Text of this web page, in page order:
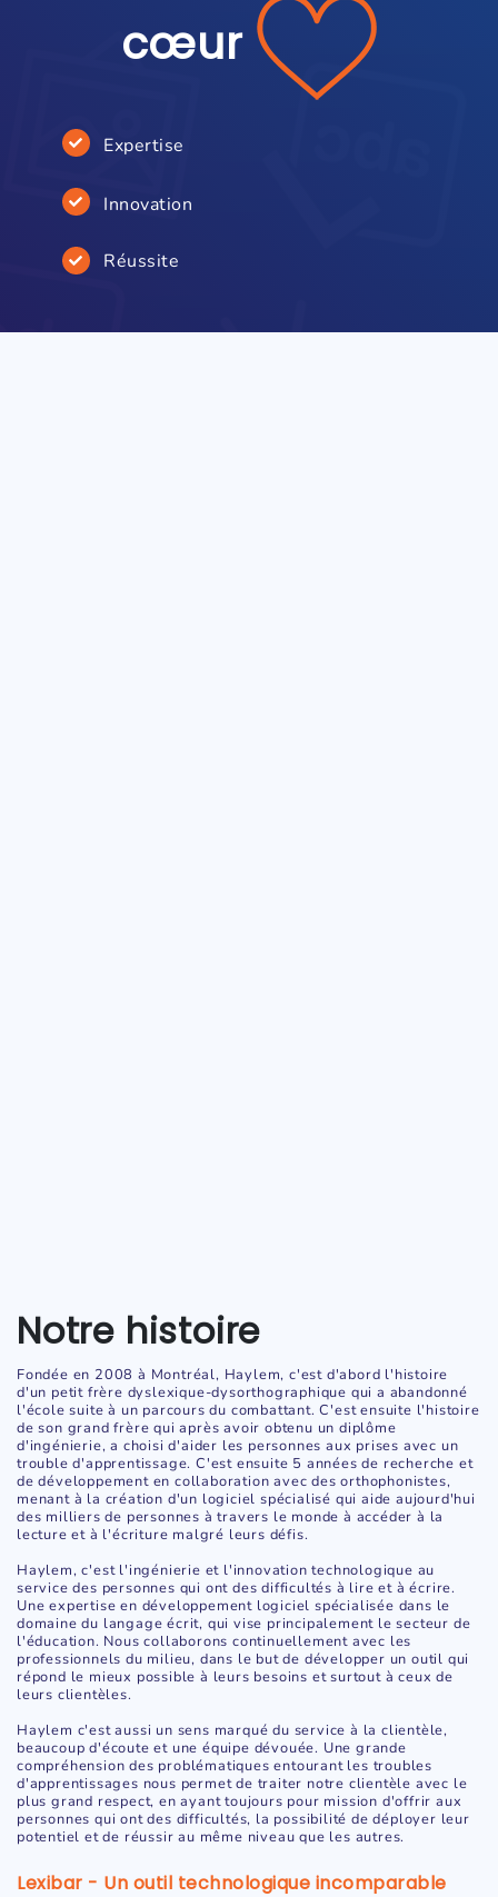
cœur
Expertise
Innovation
Réussite
Notre histoire
Fondée en 2008 à Montréal, Haylem, c'est d'abord l'histoire
d'un petit frère dyslexique-dysorthographique qui a abandonné
l'école suite à un parcours du combattant. C'est ensuite l'histoire
de son grand frère qui après avoir obtenu un diplôme
d'ingénierie, a choisi d'aider les personnes aux prises avec un
trouble d'apprentissage. C'est ensuite 5 années de recherche et
de développement en collaboration avec des orthophonistes,
menant à la création d'un logiciel spécialisé qui aide aujourd'hui
des milliers de personnes à travers le monde à accéder à la
lecture et à l'écriture malgré leurs défis.
Haylem, c'est l'ingénierie et l'innovation technologique au
service des personnes qui ont des difficultés à lire et à écrire.
Une expertise en développement logiciel spécialisée dans le
domaine du langage écrit, qui vise principalement le secteur de
l'éducation. Nous collaborons continuellement avec les
professionnels du milieu, dans le but de développer un outil qui
répond le mieux possible à leurs besoins et surtout à ceux de
leurs clientèles.
Haylem c'est aussi un sens marqué du service à la clientèle,
beaucoup d'écoute et une équipe dévouée. Une grande
compréhension des problématiques entourant les troubles
d'apprentissages nous permet de traiter notre clientèle avec le
plus grand respect, en ayant toujours pour mission d'offrir aux
personnes qui ont des difficultés, la possibilité de déployer leur
potentiel et de réussir au même niveau que les autres.
Lexibar - Un outil technologique incomparable